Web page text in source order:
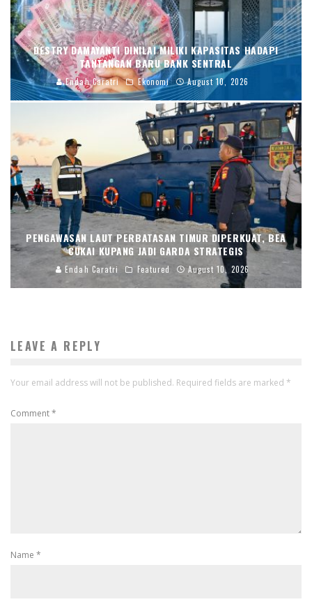
DESTRY DAMAYANTI DINILAI MILIKI KAPASITAS HADAPI
TANTANGAN BARU BANK SENTRAL
Endah Caratri Ekonomi August 10, 2026
PENGAWASAN LAUT PERBATASAN TIMUR DIPERKUAT, BEA
CUKAI KUPANG JADI GARDA STRATEGIS
Endah Caratri Featured August 10, 2026
LEAVE A REPLY
Your email address will not be published. Required fields are marked *
Comment*
Name *